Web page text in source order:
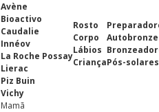
Avène
Bioactivo
Caudalie
Innéov
La Roche Possay
Lierac
Piz Buin
Vichy
Rosto
Corpo
Lábios
CriançaPós-solares
Mamã